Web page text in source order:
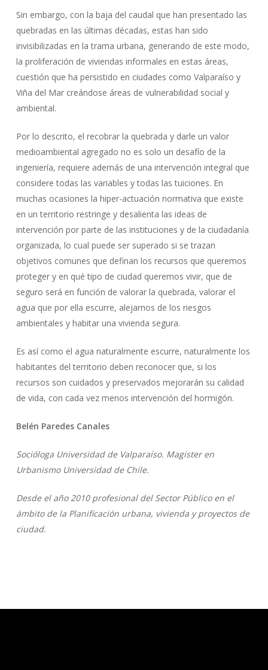
Sin embargo, con la baja del caudal que han presentado las
quebradas en las últimas décadas, estas han sido
invisibilizadas en la trama urbana, generando de este modo,
la proliferación de viviendas informales en estas áreas,
cuestión que ha persistido en ciudades como Valparaíso y
Viña del Mar creándose áreas de vulnerabilidad social y
ambiental.
Por lo descrito, el recobrar la quebrada y darle un valor
medioambiental agregado no es solo un desafío de la
ingeniería, requiere además de una intervención integral que
considere todas las variables y todas las tuiciones. En
muchas ocasiones la hiper-actuación normativa que existe
en un territorio restringe y desalienta las ideas de
intervención por parte de las instituciones y de la ciudadanía
organizada, lo cual puede ser superado si se trazan
objetivos comunes que definan los recursos que queremos
proteger y en qué tipo de ciudad queremos vivir, que de
seguro será en función de valorar la quebrada, valorar el
agua que por ella escurre, alejarnos de los riesgos
ambientales y habitar una vivienda segura.
Es así como el agua naturalmente escurre, naturalmente los
habitantes del territorio deben reconocer que, si los
recursos son cuidados y preservados mejorarán su calidad
de vida, con cada vez menos intervención del hormigón.
Belén Paredes Canales
Socióloga Universidad de Valparaíso. Magister en
Urbanismo Universidad de Chile.
Desde el año 2010 profesional del Sector Público en el
ámbito de la Planificación urbana, vivienda y proyectos de
ciudad.